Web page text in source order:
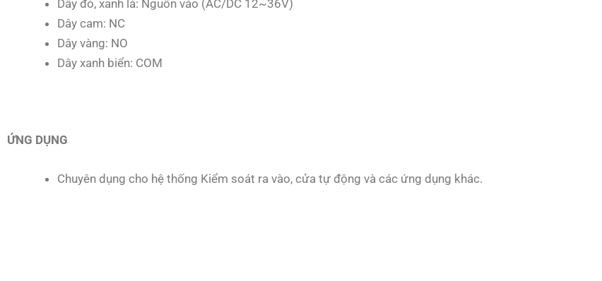
Dây đỏ, xanh lá: Nguồn vào (AC/DC 12~36V)
Dây cam: NC
Dây vàng: NO
Dây xanh biển: COM
ỨNG DỤNG
Chuyên dụng cho hệ thống Kiểm soát ra vào, cửa tự động và các ứng dụng khác.